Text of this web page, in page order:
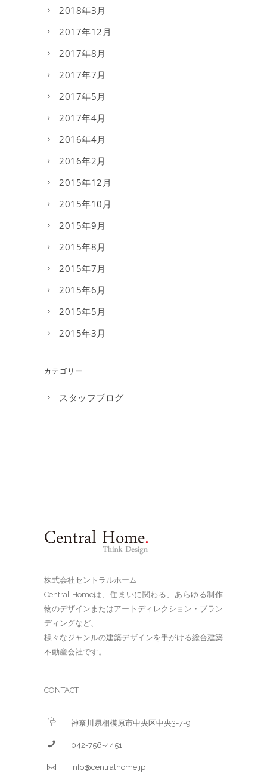
2018年3月
2017年12月
2017年8月
2017年7月
2017年5月
2017年4月
2016年4月
2016年2月
2015年12月
2015年10月
2015年9月
2015年8月
2015年7月
2015年6月
2015年5月
2015年3月
カテゴリー
スタッフブログ
株式会社セントラルホーム
Central Homeは、住まいに関わる、あらゆる制作
物のデザインまたはアートディレクション・ブラン
ディングなど、
様々なジャンルの建築デザインを手がける総合建築
不動産会社です。
CONTACT
神奈川県相模原市中央区中央3-7-9
042-756-4451
info@centralhome.jp